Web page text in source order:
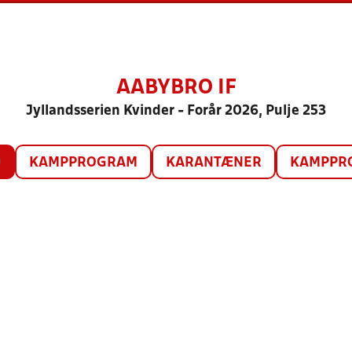
AABYBRO IF
Jyllandsserien Kvinder - Forår 2026, Pulje 253
KAMPPROGRAM KARANTÆNER